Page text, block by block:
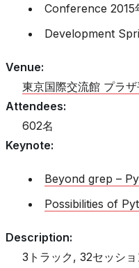
Conference 2015
Development
Venue:
東京国際交流館 プラ
Attendees:
602名
Keynote:
Beyond grep –
Possibilities of
Description:
3トラック, 32セッシ